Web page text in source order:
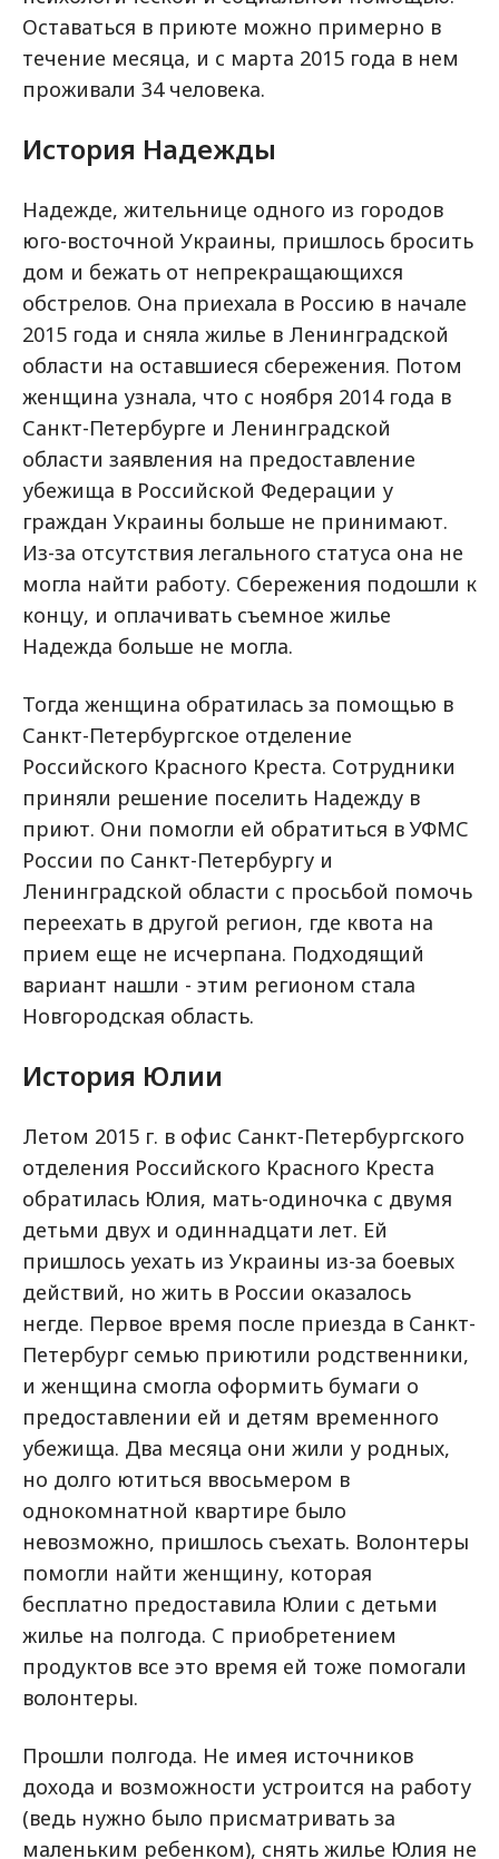
Оставаться в приюте можно примерно в
течение месяца, и с марта 2015 года в нем
проживали 34 человека.
История Надежды
Надежде, жительнице одного из городов
юго-восточной Украины, пришлось бросить
дом и бежать от непрекращающихся
обстрелов. Она приехала в Россию в начале
2015 года и сняла жилье в Ленинградской
области на оставшиеся сбережения. Потом
женщина узнала, что с ноября 2014 года в
Санкт-Петербурге и Ленинградской
области заявления на предоставление
убежища в Российской Федерации у
граждан Украины больше не принимают.
Из-за отсутствия легального статуса она не
могла найти работу. Сбережения подошли к
концу, и оплачивать съемное жилье
Надежда больше не могла.
Тогда женщина обратилась за помощью в
Санкт-Петербургское отделение
Российского Красного Креста. Сотрудники
приняли решение поселить Надежду в
приют. Они помогли ей обратиться в УФМС
России по Санкт-Петербургу и
Ленинградской области с просьбой помочь
переехать в другой регион, где квота на
прием еще не исчерпана. Подходящий
вариант нашли - этим регионом стала
Новгородская область.
История Юлии
Летом 2015 г. в офис Санкт-Петербургского
отделения Российского Красного Креста
обратилась Юлия, мать-одиночка с двумя
детьми двух и одиннадцати лет. Ей
пришлось уехать из Украины из-за боевых
действий, но жить в России оказалось
негде. Первое время после приезда в Санкт-
Петербург семью приютили родственники,
и женщина смогла оформить бумаги о
предоставлении ей и детям временного
убежища. Два месяца они жили у родных,
но долго ютиться ввосьмером в
однокомнатной квартире было
невозможно, пришлось съехать. Волонтеры
помогли найти женщину, которая
бесплатно предоставила Юлии с детьми
жилье на полгода. С приобретением
продуктов все это время ей тоже помогали
волонтеры.
Прошли полгода. Не имея источников
дохода и возможности устроится на работу
(ведь нужно было присматривать за
маленьким ребенком), снять жилье Юлия не